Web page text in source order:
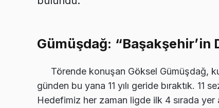
Gümüşdağ: “Başakşehir’in
Törende konuşan Göksel Gümüşdağ,
günden bu yana 11 yılı geride bıraktık. 11
Hedefimiz her zaman ligde ilk 4 sırada